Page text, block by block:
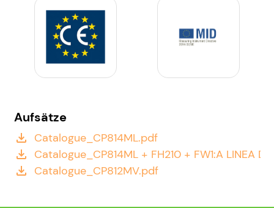
Aufsätze
file_download Catalogue_CP814ML.pdf
file_download Catalogue_CP814ML + FH210 + FW1:A LINEA
file_download Catalogue_CP812MV.pdf